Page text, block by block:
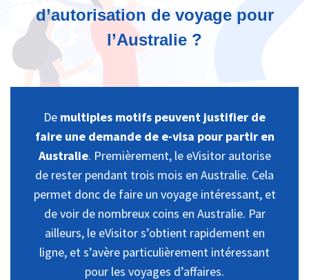
d’autorisation de voyage pour
l’Australie ?
De multiples motifs peuvent justifier de
faire une demande de e-visa pour partir en
Australie. Premièrement, le eVisitor autorise
de rester pendant trois mois en Australie. Cela
permet donc de faire un voyage intéressant, et
de voir de nombreux coins en Australie. Par
ailleurs, le eVisitor s’obtient rapidement en
ligne, et s’avère particulièrement intéressant
pour les voyages d’affaires.